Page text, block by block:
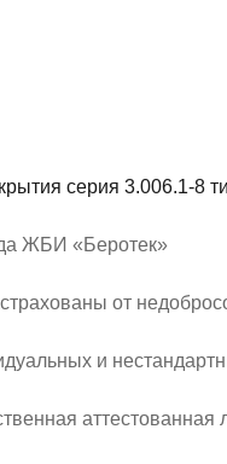
серия 3.006.1-8
ЖБИ «Беротек»
от
и
аттестованная